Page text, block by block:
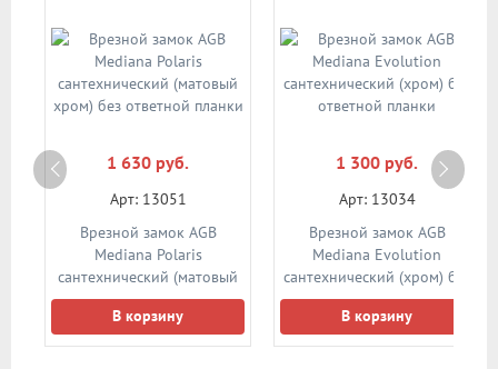
1 630 руб.
Арт: 13051
Врезной замок AGB
Mediana Polaris
сантехнический (матовый
хром) без ответной планки
В корзину
1 300 руб.
Арт: 13034
Врезной замок AGB
Mediana Evolution
сантехнический (хром) без
ответной планки
В корзину